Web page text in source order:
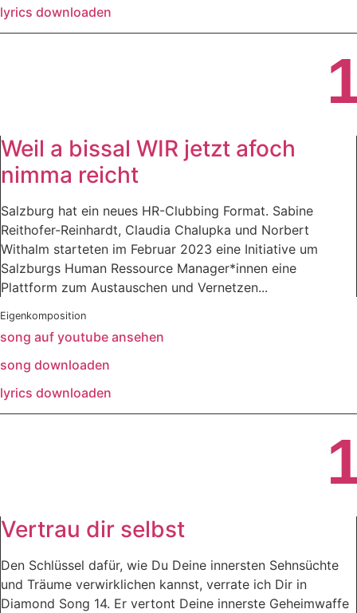
lyrics downloaden
Weil a bissal WIR jetzt afoch
nimma reicht
Salzburg hat ein neues HR-Clubbing Format. Sabine
Reithofer-Reinhardt, Claudia Chalupka und Norbert
Withalm starteten im Februar 2023 eine Initiative um
Salzburgs Human Ressource Manager*innen eine
Plattform zum Austauschen und Vernetzen...
Eigenkomposition
song auf youtube ansehen
song downloaden
lyrics downloaden
Vertrau dir selbst
Den Schlüssel dafür, wie Du Deine innersten Sehnsüchte
und Träume verwirklichen kannst, verrate ich Dir in
Diamond Song 14. Er vertont Deine innerste Geheimwaffe